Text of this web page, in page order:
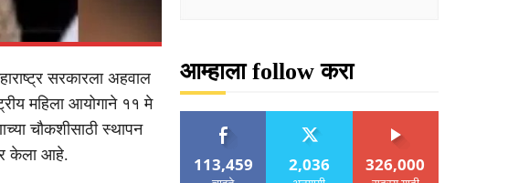
सरकारला अहवाल
महिला आयोगाने ११ मे
चौकशीसाठी स्थापन
केला आहे.
आम्हाला follow करा
113,459 2,036 326,000